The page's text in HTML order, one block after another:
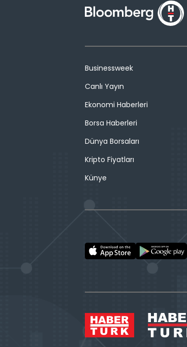
Businessweek
Canlı Yayın
Ekonomi Haberleri
Borsa Haberleri
Dünya Borsaları
Kripto Fiyatları
Künye